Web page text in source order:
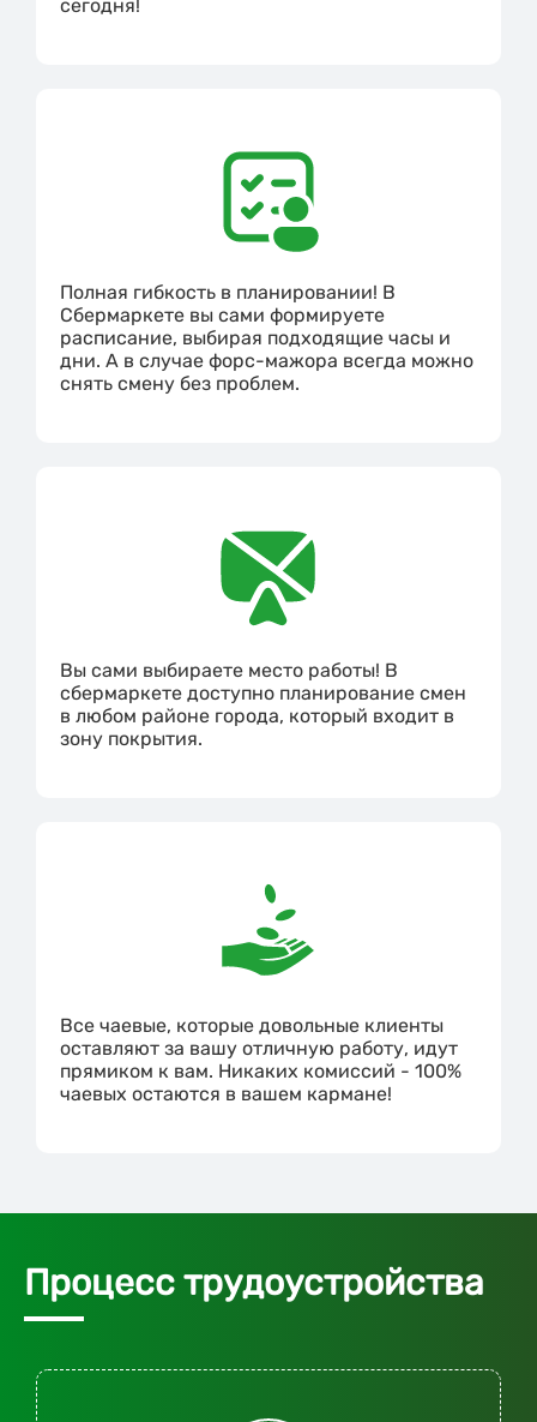
сегодня!
Полная гибкость в планировании! В
Сбермаркете вы сами формируете
расписание, выбирая подходящие часы и
дни. А в случае форс-мажора всегда можно
снять смену без проблем.
Вы сами выбираете место работы! В
сбермаркете доступно планирование смен
в любом районе города, который входит в
зону покрытия.
Все чаевые, которые довольные клиенты
оставляют за вашу отличную работу, идут
прямиком к вам. Никаких комиссий - 100%
чаевых остаются в вашем кармане!
Процесс трудоустройства